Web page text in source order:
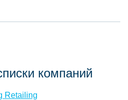
компаний
Retailing